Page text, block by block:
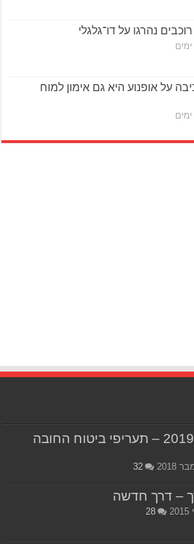
על אופנוע היא גם אימון למוח
מינואר 2019 – תעריפי ביטוח החובה
32
– דרך חדשה
28